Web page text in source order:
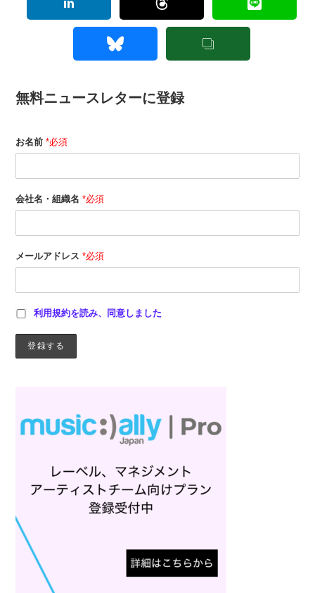
無料ニュースレターに登録
お名前*必須
会社名・組織名*必須
メールアドレス*必須
利用規約を読み、同意しました